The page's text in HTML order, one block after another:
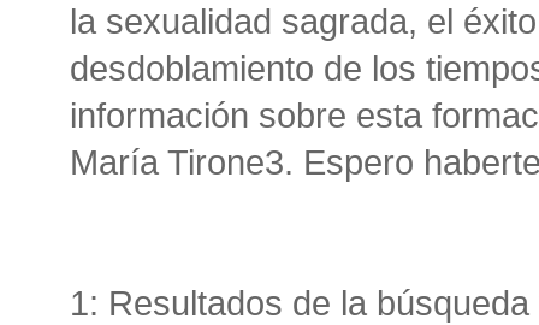
la sexualidad sagrada, el
desdoblamiento de los
información sobre esta
María Tirone3. Espero
1: Resultados de la